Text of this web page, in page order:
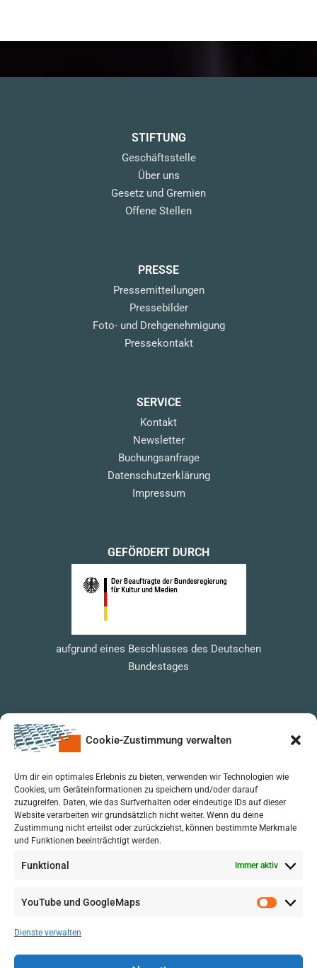
Cookie-Zustimmung verwalten
Um dir ein optimales Erlebnis zu bieten, verwenden wir Technologien wie
Cookies, um Geräteinformationen zu speichern und/oder darauf
zuzugreifen. Daten, wie das Surfverhalten oder eindeutige IDs auf dieser
Website verarbeiten wir grundsätzlich nicht weiter. Wenn du deine
Zustimmung nicht erteilst oder zurückziehst, können bestimmte Merkmale
und Funktionen beeinträchtigt werden.
Funktional Immer aktiv
YouTube und GoogleMaps
Dienste verwalten
STIFTUNG
Geschäftsstelle
Über uns
Gesetz und Gremien
Offene Stellen
PRESSE
Pressemitteilungen
Pressebilder
Foto- und Drehgenehmigung
Pressekontakt
SERVICE
Kontakt
Newsletter
Buchungsanfrage
Datenschutzerklärung
Impressum
GEFÖRDERT DURCH
aufgrund eines Beschlusses des Deutschen
Bundestages
VERWALTUNG